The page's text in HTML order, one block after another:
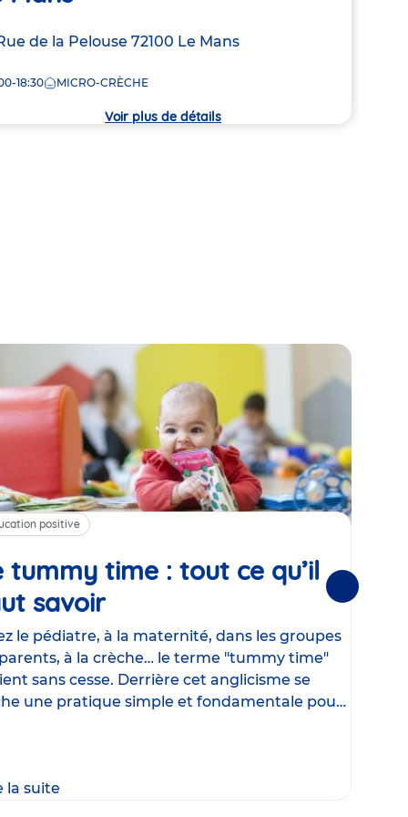
de la Pelouse 72100 Le Mans
18:30 MICRO-CRÈCHE
Voir plus de détails
positive
tummy time : tout ce qu’il
savoirArticle
le pédiatre, à la maternité, dans les groupes
à la crèche… le terme "tummy time"
sans cesse. Derrière cet anglicisme se
une pratique simple et fondamentale pour
la suite
Suivantes